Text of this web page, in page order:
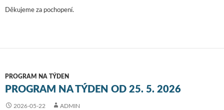
Děkujeme za pochopení.
PROGRAM NA TÝDEN
PROGRAM NA TÝDEN OD 25. 5. 2026
2026-05-22 ADMIN